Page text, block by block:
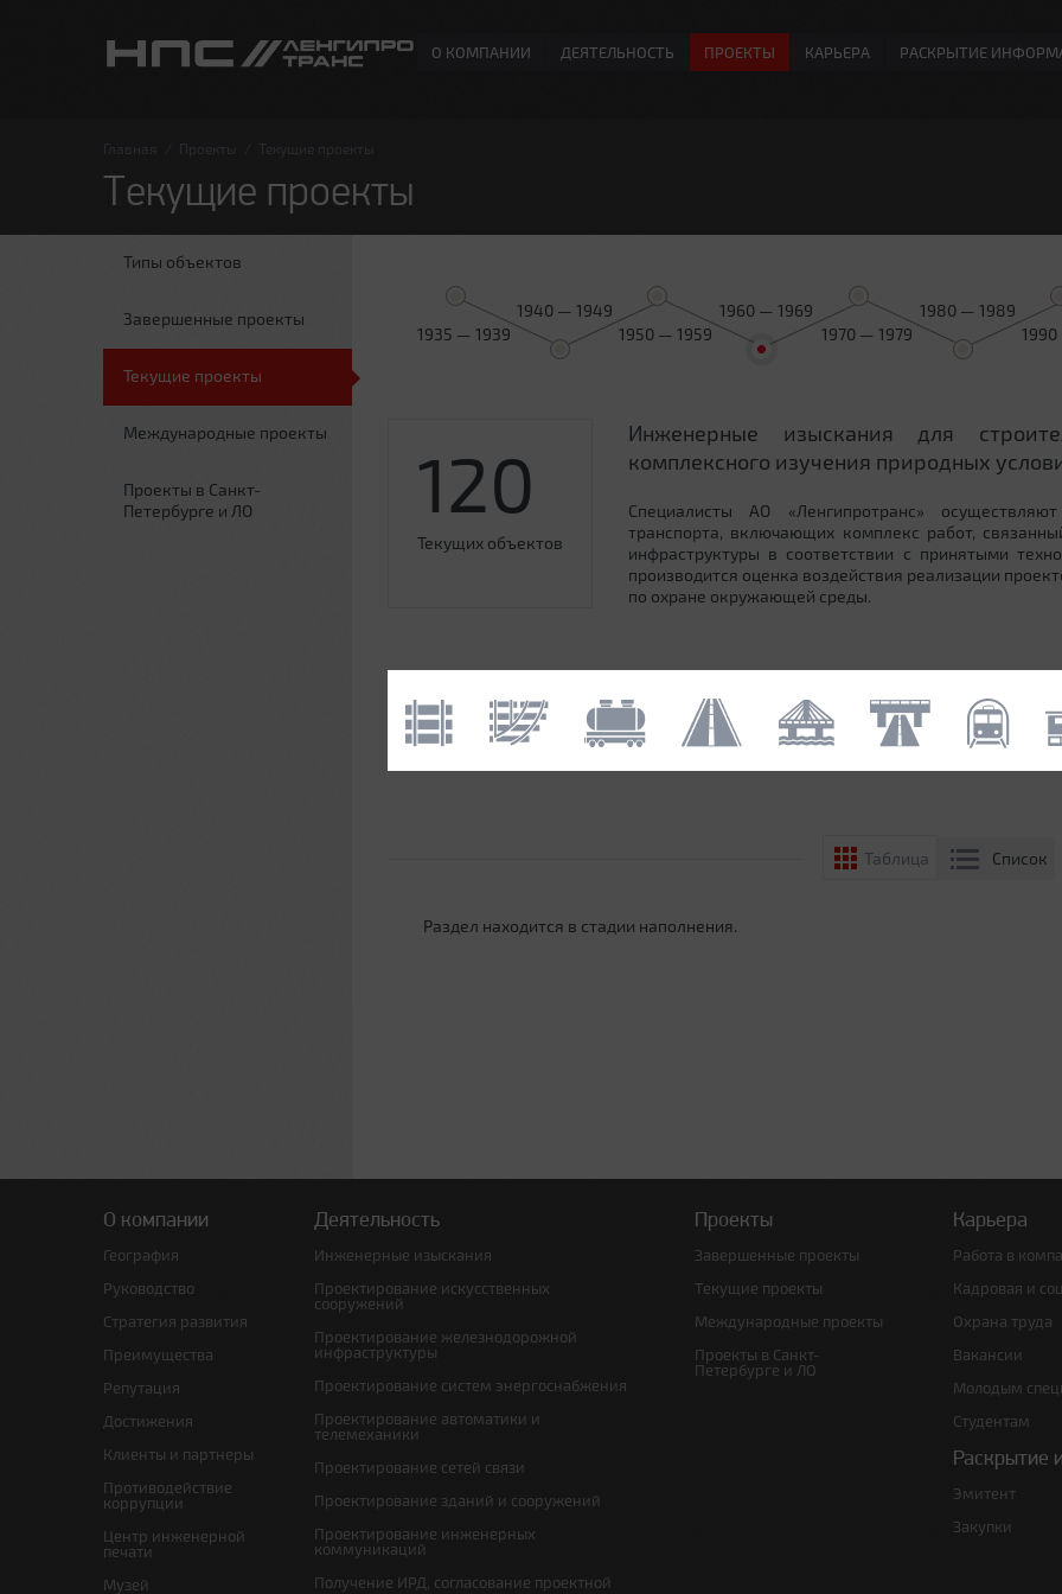
О КОМПАНИИ ДЕЯТЕЛЬНОСТЬ ПРОЕКТЫ КАРЬЕРА РАСКРЫТИЕ
Главная Проекты Текущие проекты
Текущие проекты
Типы объектов
Завершенные проекты
Текущие проекты
Международные проекты
Проекты в Санкт-
Петербурге и ЛО
1935 — 1939
1940 — 1949
1950 — 1959
1960 — 1969
1970 — 1979
1980 — 1989
120
Текущих объектов
Инженерные изыскания для
комплексного изучения природных
Специалисты АО «Ленгипротранс»
транспорта, включающих комплекс работ,
инфраструктуры в соответствии с принятыми
производится оценка воздействия реализации
по охране окружающей среды.
Таблица Список
Раздел находится в стадии наполнения.
О компании
География
Руководство
Стратегия развития
Преимущества
Репутация
Достижения
Клиенты и партнеры
Противодействие
коррупции
Центр инженерной
печати
Музей
Деятельность
Инженерные изыскания
Проектирование искусственных
сооружений
Проектирование железнодорожной
инфраструктуры
Проектирование систем энергоснабжения
Проектирование автоматики и
телемеханики
Проектирование сетей связи
Проектирование зданий и сооружений
Проектирование инженерных
коммуникаций
Получение ИРД, согласование проектной
Проекты
Завершенные проекты
Текущие проекты
Международные проекты
Проекты в Санкт-
Петербурге и ЛО
Карьера
Работа в
Кадровая и
Охрана труда
Вакансии
Молодым
Студентам
Раскрытие
Эмитент
Закупки